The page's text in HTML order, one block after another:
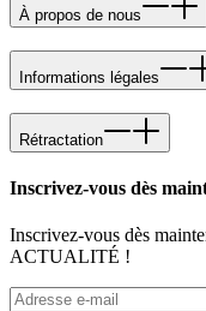
À propos de nous
Informations légales
Rétractation
Inscrivez-vous dès
Inscrivez-vous dès
ACTUALITÉ !